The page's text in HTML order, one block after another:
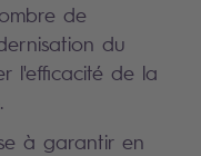
de
du
l'efficacité de la
à garantir en